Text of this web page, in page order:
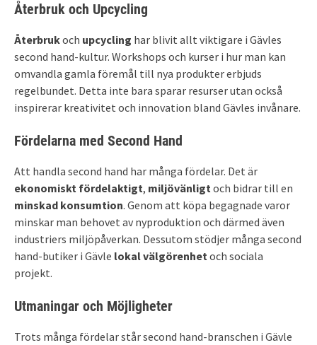
Återbruk och Upcycling
Återbrukoch upcycling har blivit allt viktigare i Gävles
second hand-kultur. Workshops och kurser i hur man kan
omvandla gamla föremål till nya produkter erbjuds
regelbundet. Detta inte bara sparar resurser utan också
inspirerar kreativitet och innovation bland Gävles invånare.
Fördelarna med Second Hand
Att handla second hand har många fördelar. Det är
ekonomiskt fördelaktigt, miljövänligt och bidrar till en
minskad konsumtion. Genom att köpa begagnade varor
minskar man behovet av nyproduktion och därmed även
industriers miljöpåverkan. Dessutom stödjer många second
hand-butiker i Gävle lokal välgörenhet och sociala
projekt.
Utmaningar och Möjligheter
Trots många fördelar står second hand-branschen i Gävle